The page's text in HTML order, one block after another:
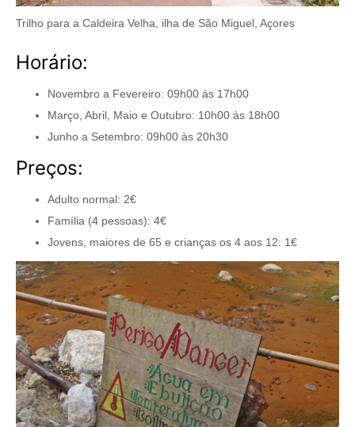
Trilho para a Caldeira Velha, ilha de São Miguel, Açores
Horário:
Novembro a Fevereiro: 09h00 às 17h00
Março, Abril, Maio e Outubro: 10h00 às 18h00
Junho a Setembro: 09h00 às 20h30
Preços:
Adulto normal: 2€
Família (4 pessoas): 4€
Jovens, maiores de 65 e crianças os 4 aos 12: 1€